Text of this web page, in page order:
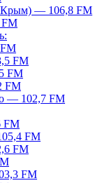
Крым) — 106,8 FM
FM
FM
FM
— 102,7 FM
FM
FM
FM
FM